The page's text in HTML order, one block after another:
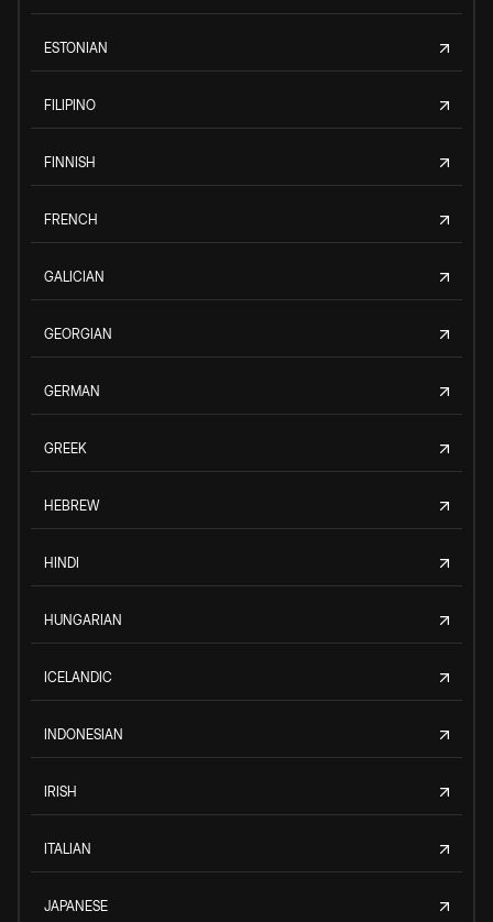
ESTONIAN
FILIPINO
FINNISH
FRENCH
GALICIAN
GEORGIAN
GERMAN
GREEK
HEBREW
HINDI
HUNGARIAN
ICELANDIC
INDONESIAN
IRISH
ITALIAN
JAPANESE